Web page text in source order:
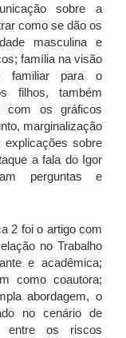
sobre a
como se dão os
masculina e
família na visão
familiar para o
filhos, também
com os gráficos
marginalização
sobre
a fala do Igor
perguntas e
2 foi o artigo com
no Trabalho
e acadêmica;
como coautora;
abordagem, o
no cenário de
entre os riscos